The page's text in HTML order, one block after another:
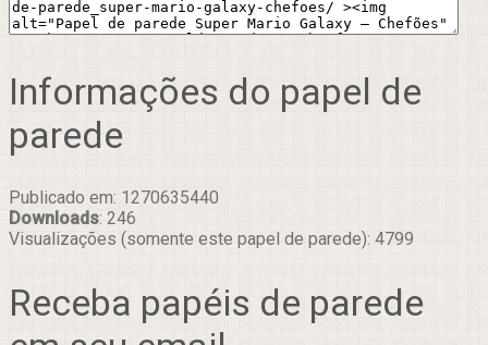
Informações do papel de
parede
Publicado em: 1270635440
Downloads: 246
Visualizações (somente este papel de parede): 4799
Receba papéis de parede